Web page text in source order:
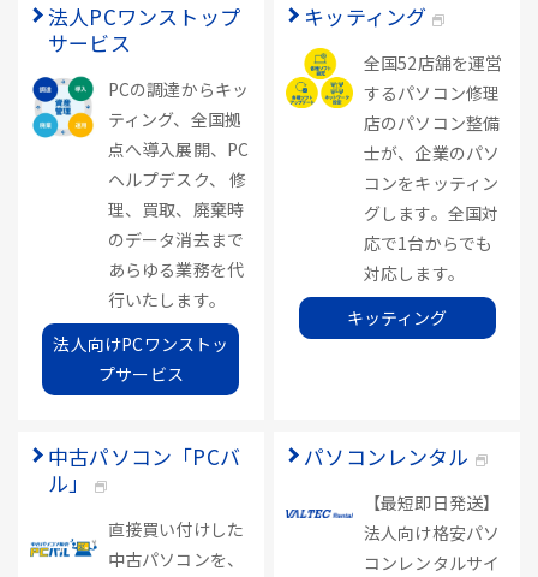
法人PCワンストップ
サービス
PCの調達からキッ
ティング、全国拠
点へ導入展開、PC
ヘルプデスク、 修
理、買取、廃棄時
のデータ消去まで
あらゆる業務を代
行いたします。
法人向けPCワンストッ
プサービス
キッティング
全国52店舗を運営
するパソコン修理
店のパソコン整備
士が、企業のパソ
コンをキッティン
グします。全国対
応で1台からでも
対応します。
キッティング
中古パソコン「PCバ
ル」
直接買い付けした
中古パソコンを、
パソコンレンタル
【最短即日発送】
法人向け格安パソ
コンレンタルサイ